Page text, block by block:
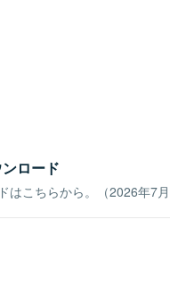
ロード
はこちらから。（2026年7月